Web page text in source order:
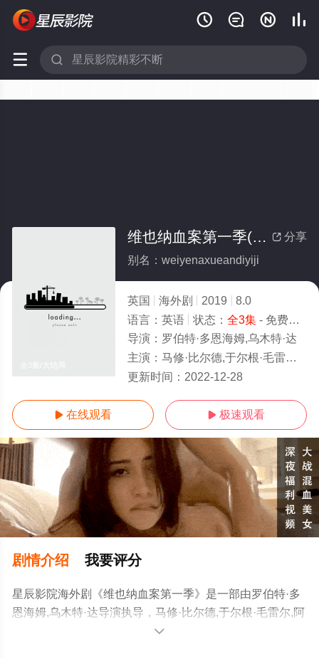
   
 
 分享
维也纳血案第一季(全集)
别名：weiyenaxueandiyiji
英国 海外剧 2019
8.0
语言： 英语 状态： 全3集- 免费在线观看
导演： 罗伯特·多恩海姆,乌木特·达
主演： 马修·比尔德,于尔根·毛雷尔,阿米莉亚·布摩,杰西卡·德·古维,康勒斯·希尔,查莲妮·麦肯纳,奥列佛·斯托科斯基,西蒙·弗鲁威思,
更新时间： 2022-12-28
 在线观看  极速观看
剧情介绍 我要评分
星辰影院海外剧《维也纳血案第一季》是一部由罗伯特·多
恩海姆,乌木特·达导演执导，马修·比尔德,于尔根·毛雷尔,阿
米莉亚·布摩,杰西卡·德·古维,康勒斯·希尔,查莲妮·麦肯纳,奥
